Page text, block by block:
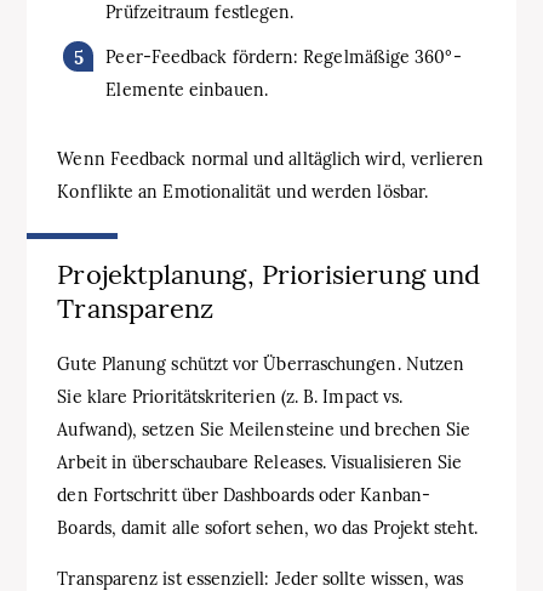
Prüfzeitraum festlegen.
Peer-Feedback fördern: Regelmäßige 360°-
Elemente einbauen.
Wenn Feedback normal und alltäglich wird, verlieren
Konflikte an Emotionalität und werden lösbar.
Projektplanung, Priorisierung und
Transparenz
Gute Planung schützt vor Überraschungen. Nutzen
Sie klare Prioritätskriterien (z. B. Impact vs.
Aufwand), setzen Sie Meilensteine und brechen Sie
Arbeit in überschaubare Releases. Visualisieren Sie
den Fortschritt über Dashboards oder Kanban-
Boards, damit alle sofort sehen, wo das Projekt steht.
Transparenz ist essenziell: Jeder sollte wissen, was